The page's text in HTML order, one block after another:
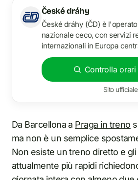
České dráhy
České dráhy (ČD) è
nazionale ceco, con servizi
internazionali in Europa
Controlla
Sito ufficiale
Da Barcellona a Praga in treno
ma non è un semplice
Non esiste un treno diretto e
attualmente più rapidi